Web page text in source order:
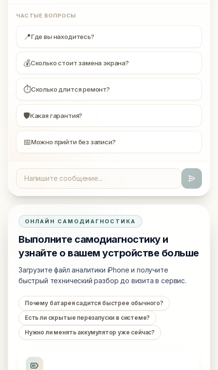
ЧАСТЫЕ ВОПРОСЫ
📍Где вы находитесь?
💰Сколько стоит замена экрана?
⏱Сколько длится ремонт?
🛡Какая гарантия?
📅Можно прийти без записи?
ОНЛАЙН САМОДИАГНОСТИКА
Выполните самодиагностику и
узнайте о вашем устройстве больше
Загрузите файл аналитики iPhone и получите
быстрый технический разбор до визита в сервис.
Почему батарея садится быстрее обычного?
Есть ли скрытые перезапуски в системе?
Нужно ли менять аккумулятор уже сейчас?